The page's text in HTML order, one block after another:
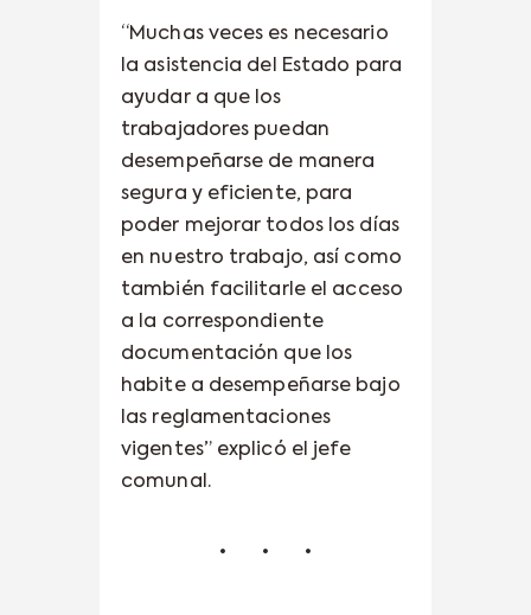
“Muchas veces es necesario
la asistencia del Estado para
ayudar a que los
trabajadores puedan
desempeñarse de manera
segura y eficiente, para
poder mejorar todos los días
en nuestro trabajo, así como
también facilitarle el acceso
a la correspondiente
documentación que los
habite a desempeñarse bajo
las reglamentaciones
vigentes” explicó el jefe
comunal.